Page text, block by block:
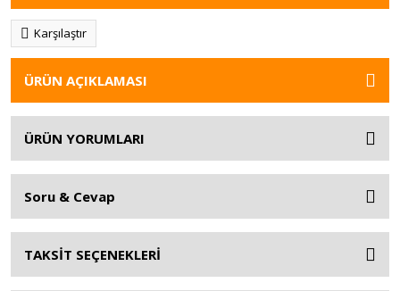
Karşılaştır
ÜRÜN AÇIKLAMASI
ÜRÜN YORUMLARI
Soru & Cevap
TAKSİT SEÇENEKLERİ